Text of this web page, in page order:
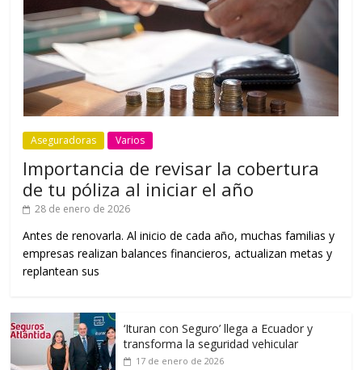
Aseguradoras Varios
Importancia de revisar la cobertura
de tu póliza al iniciar el año
28 de enero de 2026
Antes de renovarla. Al inicio de cada año, muchas familias y
empresas realizan balances financieros, actualizan metas y
replantean sus
‘Ituran con Seguro’ llega a Ecuador y
transforma la seguridad vehicular
17 de enero de 2026